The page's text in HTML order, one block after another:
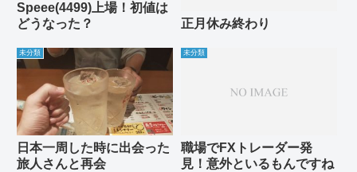
Speee(4499)上場！初値は
どうなった？
正月休み終わり
未分類
日本一周した時に出会った
旅人さんと再会
未分類
職場でFXトレーダー発
見！意外といるもんですね